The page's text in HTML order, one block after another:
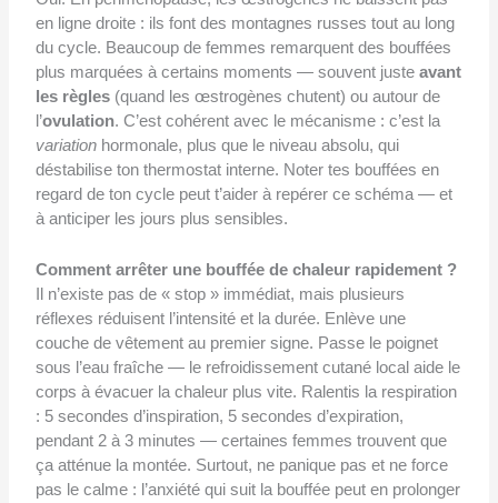
en ligne droite : ils font des montagnes russes tout au long
du cycle. Beaucoup de femmes remarquent des bouffées
plus marquées à certains moments — souvent juste avant
les règles(quand les œstrogènes chutent) ou autour de
l’ovulation. C’est cohérent avec le mécanisme : c’est la
variationhormonale, plus que le niveau absolu, qui
déstabilise ton thermostat interne. Noter tes bouffées en
regard de ton cycle peut t’aider à repérer ce schéma — et
à anticiper les jours plus sensibles.
Comment arrêter une bouffée de chaleur rapidement ?
Il n’existe pas de « stop » immédiat, mais plusieurs
réflexes réduisent l’intensité et la durée. Enlève une
couche de vêtement au premier signe. Passe le poignet
sous l’eau fraîche — le refroidissement cutané local aide le
corps à évacuer la chaleur plus vite. Ralentis la respiration
: 5 secondes d’inspiration, 5 secondes d’expiration,
pendant 2 à 3 minutes — certaines femmes trouvent que
ça atténue la montée. Surtout, ne panique pas et ne force
pas le calme : l’anxiété qui suit la bouffée peut en prolonger